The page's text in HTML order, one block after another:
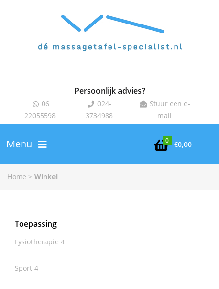
Persoonlijk advies?
 06
22055598
 024-
3734988
 Stuur een e-
mail

0 €0,00
Menu
Home > Winkel
Toepassing
Fysiotherapie 4
Sport 4